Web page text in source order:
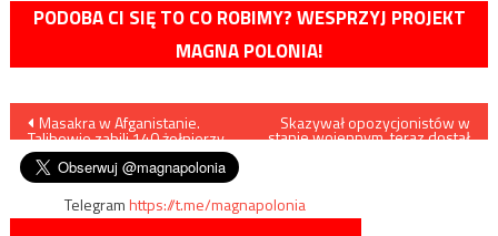
PODOBA CI SIĘ TO CO ROBIMY? WESPRZYJ PROJEKT
MAGNA POLONIA!
Nawigacja
wpisu
Masakra w Afganistanie.
Talibowie zabili 140 żołnierzy
Skazywał opozycjonistów w
stanie wojennym, teraz dostał
Telegramhttps://t.me/magnapolonia